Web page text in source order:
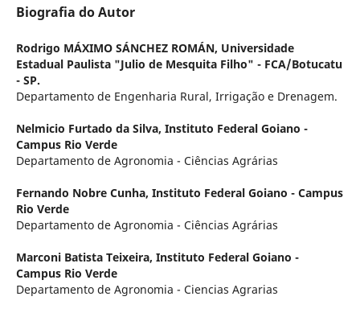
Biografia do Autor
Rodrigo MÁXIMO SÁNCHEZ ROMÁN, Universidade
Estadual Paulista "Julio de Mesquita Filho" - FCA/Botucatu
- SP.
Departamento de Engenharia Rural, Irrigação e Drenagem.
Nelmicio Furtado da Silva, Instituto Federal Goiano -
Campus Rio Verde
Departamento de Agronomia - Ciências Agrárias
Fernando Nobre Cunha, Instituto Federal Goiano - Campus
Rio Verde
Departamento de Agronomia - Ciências Agrárias
Marconi Batista Teixeira, Instituto Federal Goiano -
Campus Rio Verde
Departamento de Agronomia - Ciencias Agrarias